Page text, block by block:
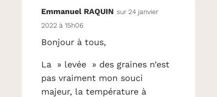
Emmanuel RAQUIN sur 24 janvier
2022 à 15h06
Bonjour à tous,
La » levée » des graines n’est
pas vraiment mon souci
majeur, la température à